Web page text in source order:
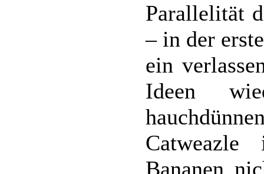
Parallelität
– in der
ein
Ideen
Bananen